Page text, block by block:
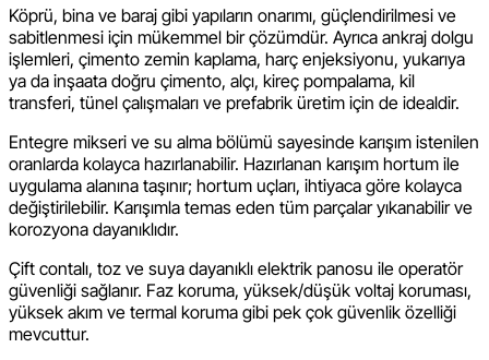
Köprü, bina ve baraj gibi yapıların onarımı, güçlendirilmesi ve
sabitlenmesi için mükemmel bir çözümdür. Ayrıca ankraj dolgu
işlemleri, çimento zemin kaplama, harç enjeksiyonu, yukarıya
ya da inşaata doğru çimento, alçı, kireç pompalama, kil
transferi, tünel çalışmaları ve prefabrik üretim için de idealdir.
Entegre mikseri ve su alma bölümü sayesinde karışım istenilen
oranlarda kolayca hazırlanabilir. Hazırlanan karışım hortum ile
uygulama alanına taşınır; hortum uçları, ihtiyaca göre kolayca
değiştirilebilir. Karışımla temas eden tüm parçalar yıkanabilir ve
korozyona dayanıklıdır.
Çift contalı, toz ve suya dayanıklı elektrik panosu ile operatör
güvenliği sağlanır. Faz koruma, yüksek/düşük voltaj koruması,
yüksek akım ve termal koruma gibi pek çok güvenlik özelliği
mevcuttur.